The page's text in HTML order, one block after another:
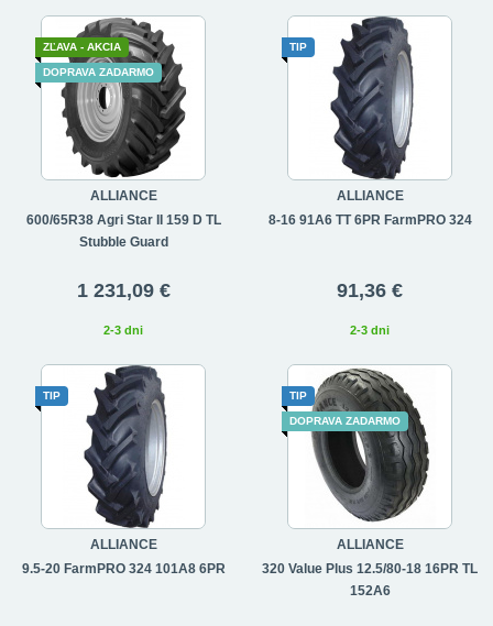
ALLIANCE
600/65R38 Agri Star II 159 D TL
Stubble Guard
ZĽAVA - AKCIA
DOPRAVA ZADARMO
1 231,09 €
2-3 dni
ALLIANCE
8-16 91A6 TT 6PR FarmPRO 324
TIP
91,36 €
2-3 dni
ALLIANCE
9.5-20 FarmPRO 324 101A8 6PR
TIP
ALLIANCE
320 Value Plus 12.5/80-18 16PR TL
152A6
TIP
DOPRAVA ZADARMO